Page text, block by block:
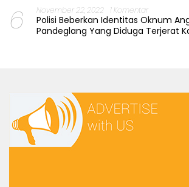
6 November 22, 2022 1 Komentar
Polisi Beberkan Identitas Oknum
Pandeglang Yang Diduga Terjerat